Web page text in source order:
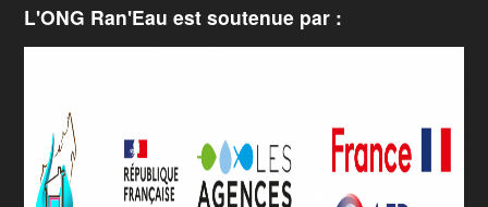
L'ONG Ran'Eau est soutenue par :